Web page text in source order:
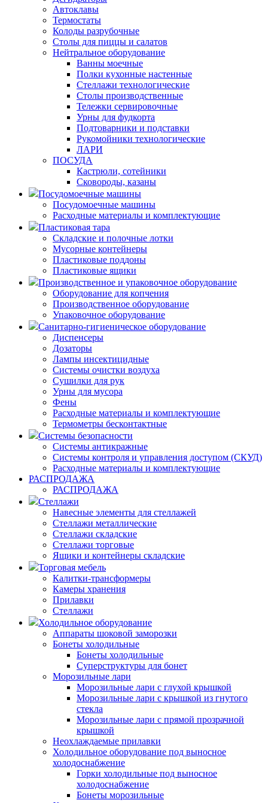
Автоклавы
Термостаты
Колоды разрубочные
Столы для пиццы и салатов
Нейтральное оборудование
Ванны моечные
Полки кухонные настенные
Стеллажи технологические
Столы производственные
Тележки сервировочные
Урны для фудкорта
Подтоварники и подставки
Рукомойники технологические
ЛАРИ
ПОСУДА
Кастрюли, сотейники
Сковороды, казаны
Посудомоечные машины
Посудомоечные машины
Расходные материалы и комплектующие
Пластиковая тара
Складские и полочные лотки
Мусорные контейнеры
Пластиковые поддоны
Пластиковые ящики
Производственное и упаковочное оборудование
Оборудование для копчения
Производственное оборудование
Упаковочное оборудование
Санитарно-гигиеническое оборудование
Диспенсеры
Дозаторы
Лампы инсектицидные
Системы очистки воздуха
Сушилки для рук
Урны для мусора
Фены
Расходные материалы и комплектующие
Термометры бесконтактные
Системы безопасности
Системы антикражные
Системы контроля и управления доступом (СКУД)
Расходные материалы и комплектующие
РАСПРОДАЖА
РАСПРОДАЖА
Стеллажи
Навесные элементы для стеллажей
Стеллажи металлические
Стеллажи складские
Стеллажи торговые
Ящики и контейнеры складские
Торговая мебель
Калитки-трансформеры
Камеры хранения
Прилавки
Стеллажи
Холодильное оборудование
Аппараты шоковой заморозки
Бонеты холодильные
Бонеты холодильные
Суперструктуры для бонет
Морозильные лари
Морозильные лари с глухой крышкой
Морозильные лари с крышкой из гнутого
стекла
Морозильные лари с прямой прозрачной
крышкой
Неохлаждаемые прилавки
Холодильное оборудование под выносное
холодоснабжение
Горки холодильные под выносное
холодоснабжение
Бонеты морозильные